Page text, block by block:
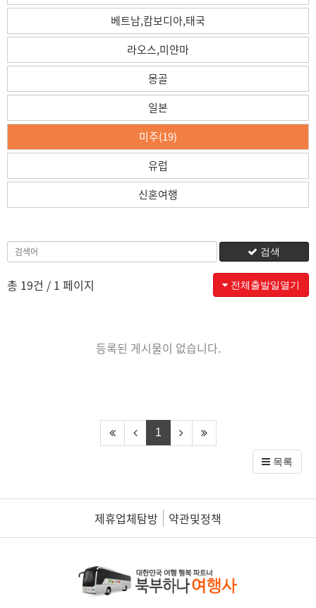
베트남,캄보디아,태국
라오스,미얀마
몽골
일본
미주(19)
유럽
신혼여행
검색
총 19건 / 1 페이지 전체출발일열기
등록된 게시물이 없습니다.
1
목록
제휴업체탐방 약관및정책